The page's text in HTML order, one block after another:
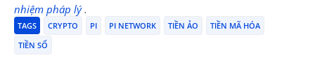
nhiệm pháp lý.
TAGS CRYPTO PI PI NETWORK TIỀN ẢO
TIỀN MÃ HÓA
TIỀN SỐ